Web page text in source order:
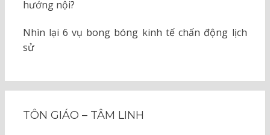
hướng nội?
Nhìn lại 6 vụ bong bóng kinh tế chấn động lịch
sử
TÔN GIÁO – TÂM LINH